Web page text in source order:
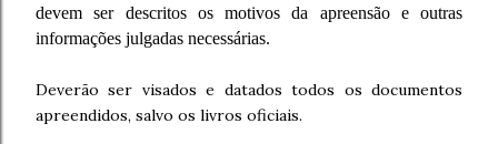
devem ser descritos os motivos da apreensão e outras
informações julgadas necessárias.
Deverão ser visados e datados todos os documentos
apreendidos, salvo os livros oficiais.